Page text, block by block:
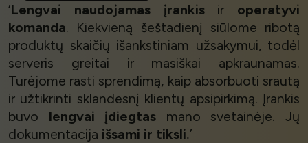
‘Lengvai naudojamas įrankisir operatyvi
komanda. Kiekvieną šeštadienį siūlome ribotą
produktų skaičių išankstiniam užsakymui, todėl
serveris greitai ir masiškai apkraunamas.
Turėjome rasti sprendimą, kaip absorbuoti srautą
ir užtikrinti sklandesnį klientų apsipirkimą. Įrankis
buvo lengvai įdiegtas mano svetainėje. Jų
dokumentacija išsami ir tiksli.’